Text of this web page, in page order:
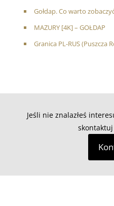
Gołdap. Co warto
MAZURY [4K] – GOŁDAP
Granica PL-RUS (Puszcza
Jeśli nie znalazłeś